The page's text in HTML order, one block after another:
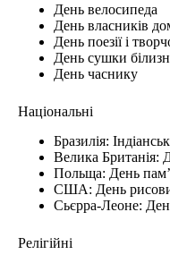
День велосипеда
День власників
День поезії і
День сушки
День часнику
Національні
Бразилія:
Велика Британія:
Польща: День
США: День
Сьєрра-Леоне:
Релігійні